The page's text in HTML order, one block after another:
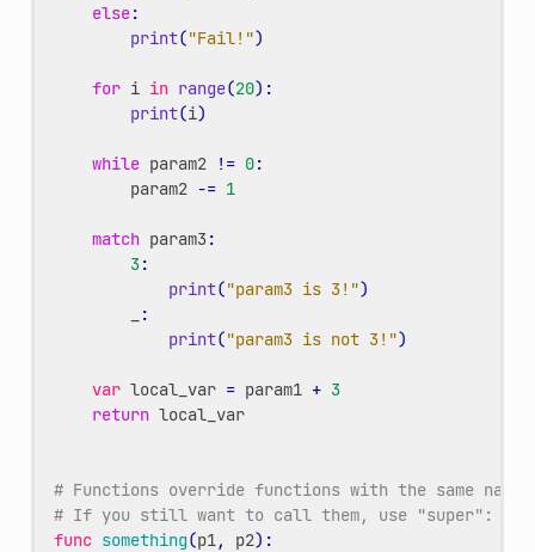
else:
print("Fail!")
for i in range(20):
print(i)
while param2 != 0:
param2 -= 1
match param3 :
3:
print("param3 is 3!")
:
print("param3 is not 3!")
var local_var = param1 + 3
return local_var
# Functions override functions with the same
# If you still want to call them, use "super":
func something(p1, p2):